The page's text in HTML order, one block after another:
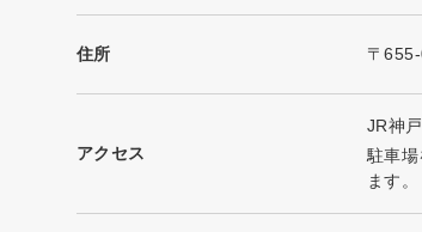
住所 〒
アクセス
JR神
駐車
ます